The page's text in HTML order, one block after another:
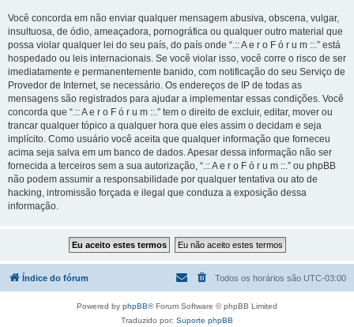
Você concorda em não enviar qualquer mensagem abusiva, obscena, vulgar,
insultuosa, de ódio, ameaçadora, pornográfica ou qualquer outro material que
possa violar qualquer lei do seu país, do país onde “.:: A e r o F ó r u m ::.” está
hospedado ou leis internacionais. Se você violar isso, você corre o risco de ser
imediatamente e permanentemente banido, com notificação do seu Serviço de
Provedor de Internet, se necessário. Os endereços de IP de todas as
mensagens são registrados para ajudar a implementar essas condições. Você
concorda que “.:: A e r o F ó r u m ::.” tem o direito de excluir, editar, mover ou
trancar qualquer tópico a qualquer hora que eles assim o decidam e seja
implícito. Como usuário você aceita que qualquer informação que forneceu
acima seja salva em um banco de dados. Apesar dessa informação não ser
fornecida a terceiros sem a sua autorização, “.:: A e r o F ó r u m ::.” ou phpBB
não podem assumir a responsabilidade por qualquer tentativa ou ato de
hacking, intromissão forçada e ilegal que conduza a exposição dessa
informação.
Índice do fórum Todos os horários são UTC-03:00
Powered by phpBB® Forum Software © phpBB Limited
Traduzido por: Suporte phpBB